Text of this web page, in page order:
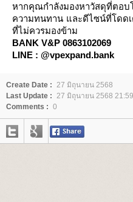
หากคุณกำลังมองหาวัสดุที่ตอ
ความทนทาน และดีไซน์ที่โดด
ที่ไม่ควรมองข้าม
BANK V&P 0863102069
LINE : @vpexpand.bank
Create Date : 27 มิถุนายน 2568
Last Update : 27 มิถุนายน 2568
Comments : 0